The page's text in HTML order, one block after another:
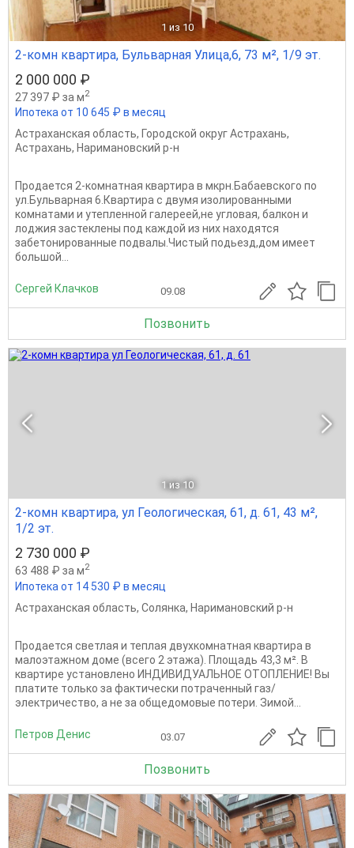
1 из 10
2-комн квартира, Бульварная Улица,6, 73 м², 1/9 эт.
2 000 000 ₽
27 397 ₽ за м2
Ипотека от 10 645 ₽ в месяц
Астраханская область, Городской округ Астрахань,
Астрахань, Наримановский р-н
Продается 2-комнатная квартира в мкрн.Бабаевского по
ул.Бульварная 6.Квартира с двумя изолированными
комнатами и утепленной галереей,не угловая, балкон и
лоджия застеклены под каждой из них находятся
забетонированные подвалы.Чистый подьезд,дом имеет
большой...
Сергей Клачков 09.08
Позвонить
1 из 10
2-комн квартира, ул Геологическая, 61, д. 61, 43 м²,
1/2 эт.
2 730 000 ₽
63 488 ₽ за м2
Ипотека от 14 530 ₽ в месяц
Астраханская область, Солянка, Наримановский р-н
Продается светлая и теплая двухкомнатная квартира в
малоэтажном доме (всего 2 этажа). Площадь 43,3 м². В
квартире установлено ИНДИВИДУАЛЬНОЕ ОТОПЛЕНИЕ! Вы
платите только за фактически потраченный газ/
электричество, а не за общедомовые потери. Зимой...
Петров Денис 03.07
Позвонить